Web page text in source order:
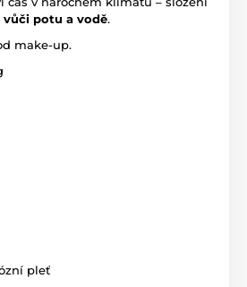
vůči potu a vodě.
make-up.
pleť